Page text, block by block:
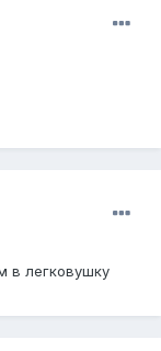
в легковушку